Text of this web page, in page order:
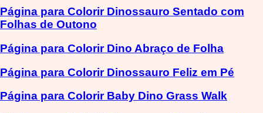
Página para Colorir Dinossauro Sentado com
Folhas de Outono
Página para Colorir Dino Abraço de Folha
Página para Colorir Dinossauro Feliz em Pé
Página para Colorir Baby Dino Grass Walk